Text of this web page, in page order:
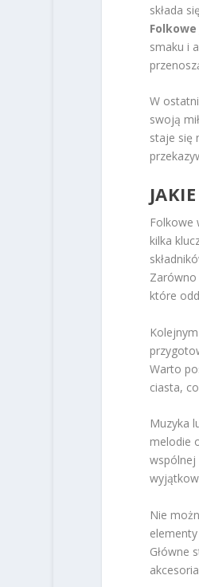
składa
smaku i
W
swoją
staje się
Folkowe
kilka
Zarówno
które
Warto
ciasta,
Muzyka
melodie
wspólnej
Nie
Główne